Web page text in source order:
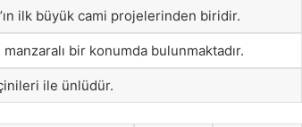
ilk büyük cami projelerinden biridir.
manzaralı bir konumda bulunmaktadır.
ile ünlüdür.